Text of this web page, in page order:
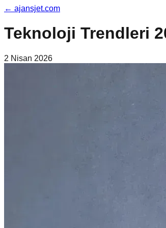
← ajansjet.com
Teknoloji Trendleri
2 Nisan 2026